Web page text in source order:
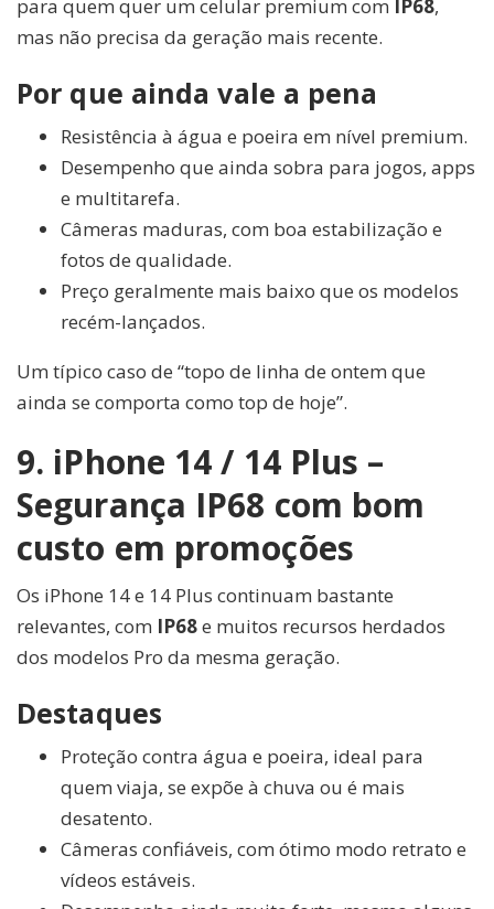
para quem quer um celular premium com IP68,
mas não precisa da geração mais recente.
Por que ainda vale a pena
Resistência à água e poeira em nível premium.
Desempenho que ainda sobra para jogos, apps
e multitarefa.
Câmeras maduras, com boa estabilização e
fotos de qualidade.
Preço geralmente mais baixo que os modelos
recém-lançados.
Um típico caso de “topo de linha de ontem que
ainda se comporta como top de hoje”.
9. iPhone 14 / 14 Plus –
Segurança IP68 com bom
custo em promoções
Os iPhone 14 e 14 Plus continuam bastante
relevantes, com IP68e muitos recursos herdados
dos modelos Pro da mesma geração.
Destaques
Proteção contra água e poeira, ideal para
quem viaja, se expõe à chuva ou é mais
desatento.
Câmeras confiáveis, com ótimo modo retrato e
vídeos estáveis.